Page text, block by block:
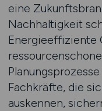
eine
Nachhaltigkeit
Energieeffiziente
Fachkräfte, die
auskennen,